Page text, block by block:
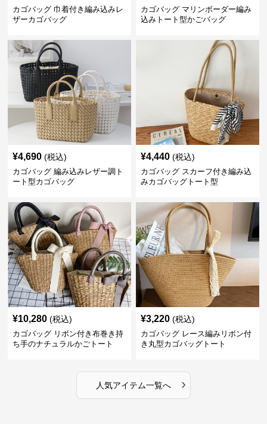
カゴバッグ 巾着付き編み込みレ
ザーカゴバッグ
カゴバッグ マリンボーダー編み
込みトート型かごバッグ
¥4,690 (税込)
カゴバッグ 編み込みレザー調ト
ート型カゴバッグ
¥4,440 (税込)
カゴバッグ スカーフ付き編み込
みカゴバッグトート型
¥10,280 (税込)
カゴバッグ リボン付き布巻き持
ち手のナチュラルかごトート
¥3,220 (税込)
カゴバッグ レース編みリボン付
き丸型カゴバッグトート
人気アイテム一覧へ ›